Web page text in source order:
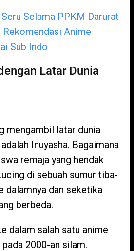
Selama PPKM Darurat
Anime
Sub Indo
Latar Dunia
mengambil latar dunia
Inuyasha. Bagaimana
remaja yang hendak
di sebuah sumur tiba-
dalamnya dan seketika
berbeda.
dalam salah satu anime
2000-an silam.